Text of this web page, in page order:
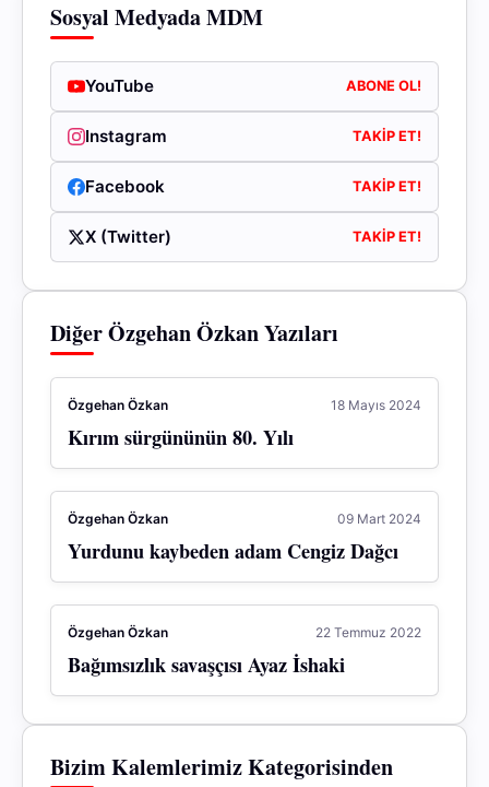
Sosyal Medyada MDM
YouTube ABONE OL!
Instagram TAKIP ET!
Facebook TAKIP ET!
X (Twitter) TAKIP ET!
Diğer Özgehan Özkan Yazıları
Özgehan Özkan 18 Mayıs 2024
Kırım sürgününün 80. Yılı
Özgehan Özkan 09 Mart 2024
Yurdunu kaybeden adam Cengiz Dağcı
Özgehan Özkan 22 Temmuz 2022
Bağımsızlık savaşçısı Ayaz İshaki
Bizim Kalemlerimiz Kategorisinden